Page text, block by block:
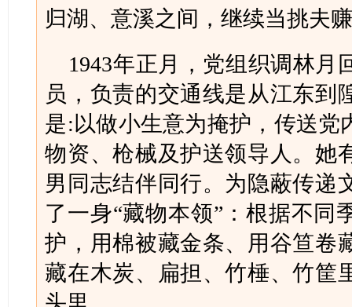
归湖、意溪之间，继续当挑夫
1943年正月，党组织调林月
员，负责的交通线是从江东到
是:以做小生意为掩护，传送党
物资、枪械及护送领导人。她
男同志结伴同行。为隐蔽传递
了一身“藏物本领”：根据不同
护，用棉被藏金条、用谷笪卷
藏在木炭、扁担、竹棰、竹筐